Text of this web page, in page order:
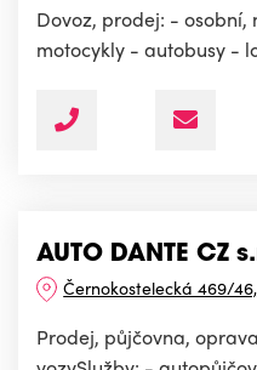
Dovoz, prodej: -
motocykly - autobusy -
AUTO DANTE CZ
Černokostelecká 469/46,
Prodej, půjčovna,